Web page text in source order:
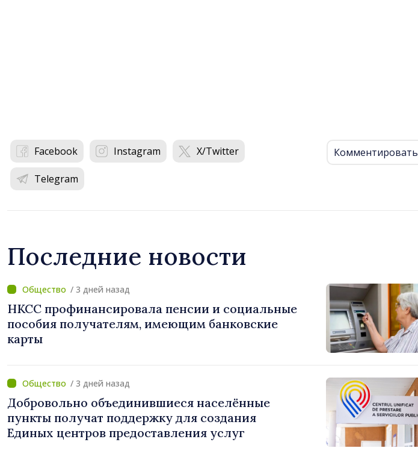
Facebook Instagram X/Twitter
Telegram
Комментировать
Последние новости
/ 3 дней назад
НКСС профинансировала пенсии и социальные
пособия получателям, имеющим банковские
карты
/ 3 дней назад
Добровольно объединившиеся населённые
пункты получат поддержку для создания
Единых центров предоставления услуг